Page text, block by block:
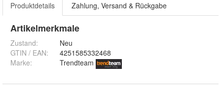
Produktdetails Zahlung, Versand & Rückgabe
Artikelmerkmale
Zustand:
Neu
GTIN / EAN:
4251585332468
Marke:
Trendteam